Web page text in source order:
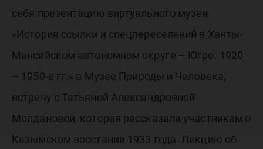
себя презентацию виртуального музея
«История ссылки и спецпереселений в Ханты-
Мансийском автономном округе – Югре. 1920
– 1950-е гг.» в Музее Природы и Человека,
встречу с Татьяной Александровной
Молдановой, которая рассказала участникам о
Казымском восстании 1933 года. Лекцию об